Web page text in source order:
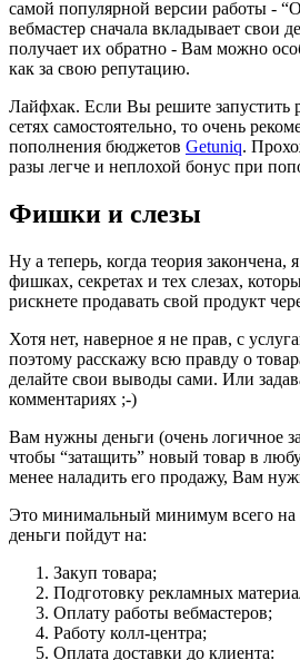
самой популярной версии работы -
вебмастер сначала вкладывает свои
получает их обратно - Вам можно
как за свою репутацию.
Лайфхак. Если Вы решите запустить
сетях самостоятельно, то очень
пополнения бюджетов Getuniq.
разы легче и неплохой бонус при
Фишки и слезы
Ну а теперь, когда теория закончена,
фишках, секретах и тех слезах,
рискнете продавать свой продукт
Хотя нет, наверное я не прав, с
поэтому расскажу всю правду о
делайте свои выводы сами. Или
комментариях ;-)
Вам нужны деньги (очень логичное
чтобы “затащить” новый товар в
менее наладить его продажу, Вам
Это минимальный минимум всего на
деньги пойдут на:
Закуп товара;
Подготовку рекламных
Оплату работы вебмастеров;
Работу колл-центра;
Оплата доставки до клиента: